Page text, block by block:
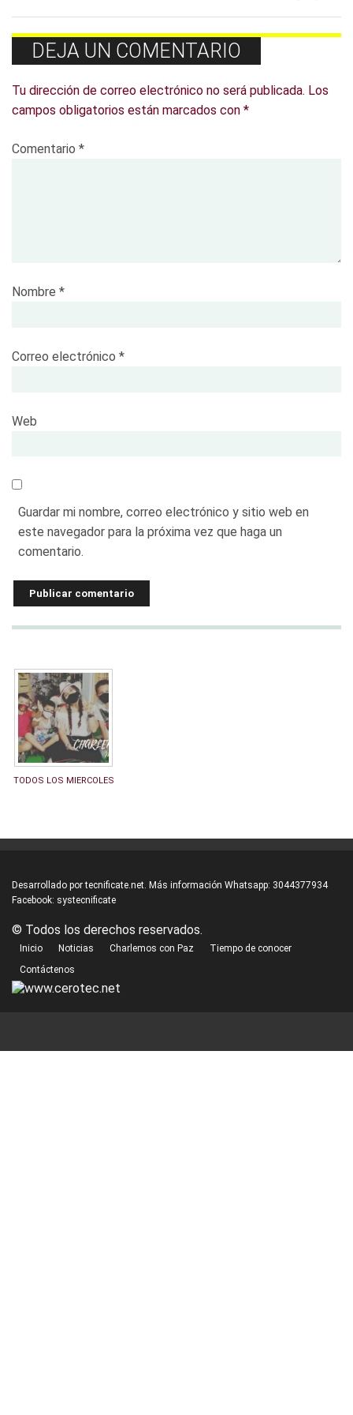
DEJA UN COMENTARIO
Tu dirección de correo electrónico no será publicada. Los
campos obligatorios están marcados con *
Comentario *
Nombre *
Correo electrónico *
Web
Guardar mi nombre, correo electrónico y sitio web en
este navegador para la próxima vez que haga un
comentario.
TODOS LOS MIERCOLES
Desarrollado portecnificate.net. Más información Whatsapp: 3044377934
Facebook: systecnificate
© Todos los derechos reservados.
Inicio Noticias Charlemos con Paz
Tiempo de conocer
Contáctenos